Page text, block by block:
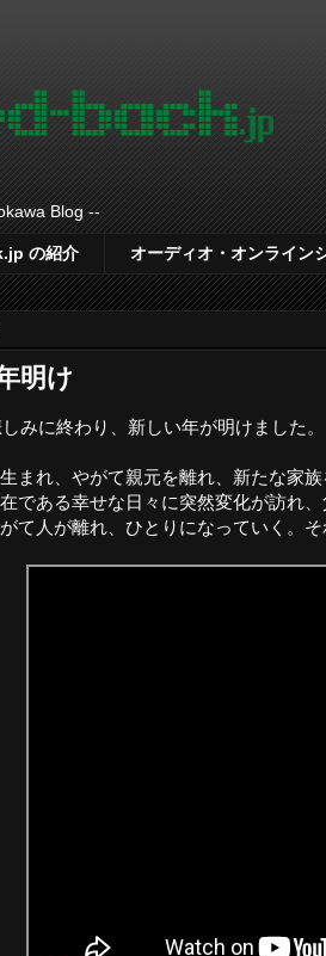
Blog --
の紹介 オーディオ・オンライン
明け
みに終わり、新しい年が明けました。
まれ、やがて親元を離れ、新たな家
である幸せな日々に突然変化が訪れ、
て人が離れ、ひとりになっていく。そ